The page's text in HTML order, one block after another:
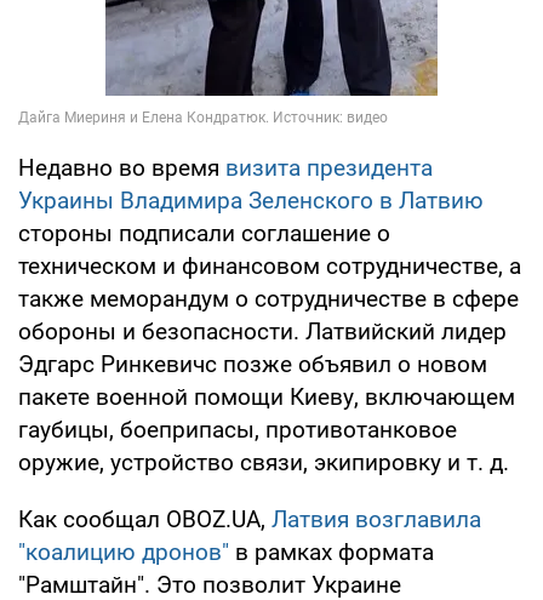
Недавно во время визита президента
Украины Владимира Зеленского в Латвию
стороны подписали соглашение о
техническом и финансовом сотрудничестве, а
также меморандум о сотрудничестве в сфере
обороны и безопасности. Латвийский лидер
Эдгарс Ринкевичс позже объявил о новом
пакете военной помощи Киеву, включающем
гаубицы, боеприпасы, противотанковое
оружие, устройство связи, экипировку и т. д.
Как сообщал OBOZ.UA, Латвия возглавила
"коалицию дронов" в рамках формата
"Рамштайн". Это позволит Украине